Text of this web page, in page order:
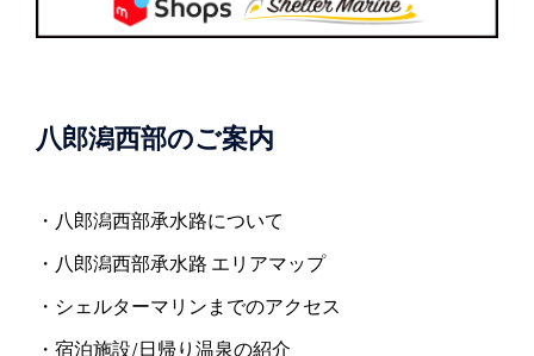
八郎潟西部のご案内
・八郎潟西部承水路について
・八郎潟西部承水路 エリアマップ
・シェルターマリンまでのアクセス
・宿泊施設/日帰り温泉の紹介